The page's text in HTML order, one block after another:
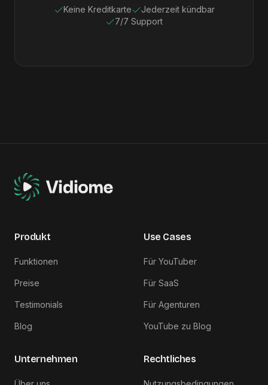
Keine Kreditkarte
Jederzeit kündbar
7/7 Support
Produkt
Funktionen
Preise
Testimonials
Blog
Use Cases
Für YouTuber
Für SaaS
Für Agenturen
YouTube zu Blog
Unternehmen Rechtliches